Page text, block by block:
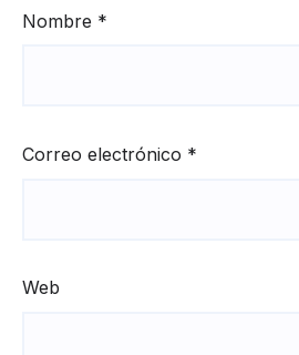
Nombre *
Correo electrónico *
Web